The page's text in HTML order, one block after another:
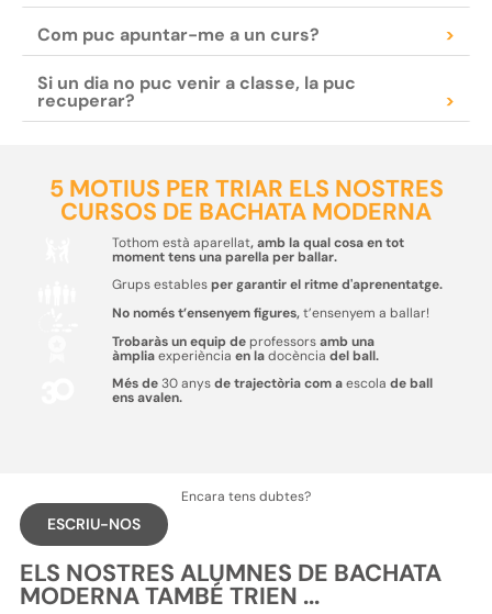
Com puc apuntar-me a un curs? >
Si un dia no puc venir a classe, la puc
recuperar? >
5 MOTIUS PER TRIAR ELS NOSTRES
CURSOS DE BACHATA MODERNA
Tothom està aparellat, amb la qual cosa en tot
moment tens una parella per ballar.
Grups establesper garantir el ritme d'aprenentatge.
No només t’ensenyem figures,t’ensenyem a ballar!
Trobaràs un equip deprofessorsamb una
àmpliaexperiència en ladocència del ball.
Més de30 anysde trajectòria com aescola de ball
ens avalen.
Encara tens dubtes?
ESCRIU-NOS
ELS NOSTRES ALUMNES DE BACHATA
MODERNA TAMBÉ TRIEN ...